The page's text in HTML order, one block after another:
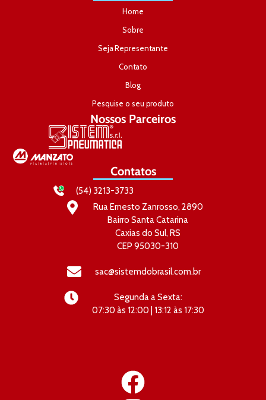
Home
Sobre
Seja Representante
Contato
Blog
Pesquise o seu produto
Nossos Parceiros
Contatos
(54) 3213-3733
Rua Ernesto Zanrosso, 2890
Bairro Santa Catarina
Caxias do Sul, RS
CEP 95030-310
sac@sistemdobrasil.com.br
Segunda a Sexta:
07:30 às 12:00 | 13:12 às 17:30